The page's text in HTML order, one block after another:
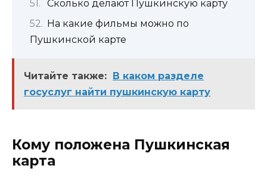
Сколько делают Пушкинскую карту
На какие фильмы можно по
Пушкинской карте
Читайте также: В каком разделе
госуслуг найти пушкинскую карту
Кому положена Пушкинская
карта